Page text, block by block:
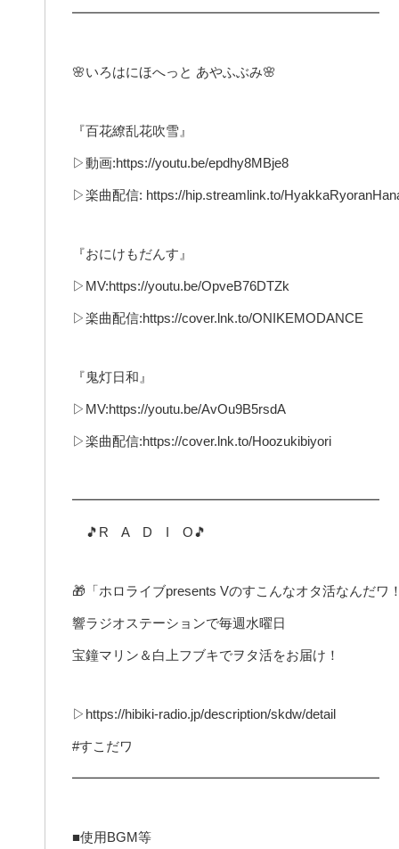
━━━━━━━━━━━━━━━━━━━━━━━
🌸いろはにほへっと あやふぶみ🌸
『百花繚乱花吹雪』
▷動画:https://youtu.be/epdhy8MBje8
▷楽曲配信: https://hip.streamlink.to/
『おにけもだんす』
▷MV:https://youtu.be/OpveB76DTZk
▷楽曲配信:https://cover.lnk.to/ONIKEMODANCE
『鬼灯日和』
▷MV:https://youtu.be/AvOu9B5rsdA
▷楽曲配信:https://cover.lnk.to/Hoozukibiyori
━━━━━━━━━━━━━━━━━━━━━━━
🎵R A D I O🎵
🎁「ホロライブpresents Vのすこんなオタ活なんだワ
響ラジオステーションで毎週水曜日
宝鐘マリン＆白上フブキでヲタ活をお届け！
▷https://hibiki-radio.jp/description/skdw/detail
#すこだワ
━━━━━━━━━━━━━━━━━━━━━━━
■使用BGM等